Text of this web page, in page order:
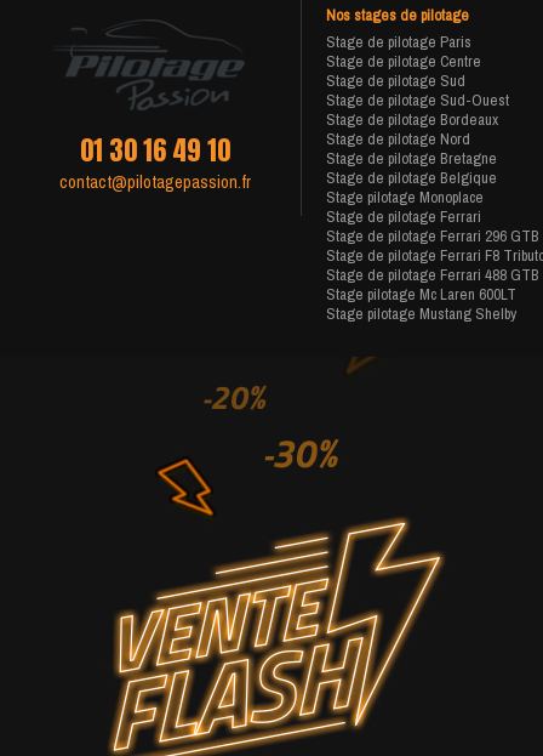
01 30 16 49 10
contact@pilotagepassion.fr
Nos stages de pilotage
Stage de pilotage Paris
Stage de pilotage Centre
Stage de pilotage Sud
Stage de pilotage Sud-Ouest
Stage de pilotage Bordeaux
Stage de pilotage Nord
Stage de pilotage Bretagne
Stage de pilotage Belgique
Stage pilotage Monoplace
Stage de pilotage Ferrari
Stage de pilotage Ferrari 296 GTB
Stage de pilotage Ferrari F8
Stage de pilotage Ferrari 488 GTB
Stage pilotage Mc Laren 600LT
Stage pilotage Mustang Shelby